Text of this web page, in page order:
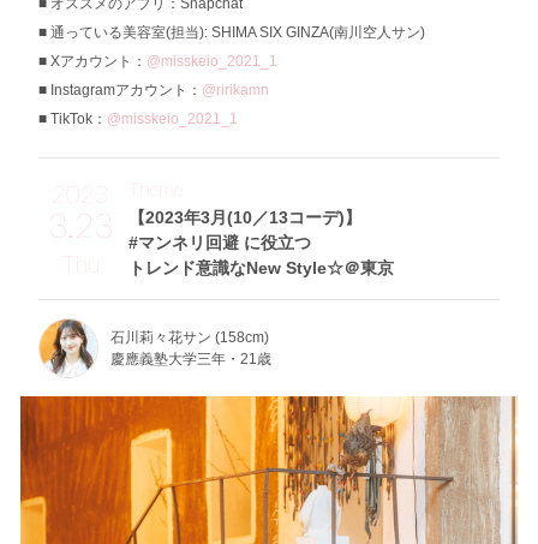
オススメのアプリ：Snapchat
通っている美容室(担当): SHIMA SIX GINZA(南川空人サン)
Xアカウント： @misskeio_2021_1
Instagramアカウント： @ririkamn
TikTok： @misskeio_2021_1
2023
3.23
Thu
【2023年3月(10／13コーデ)】
#マンネリ回避 に役立つ
トレンド意識なNew Style☆＠東京
Theme
石川莉々花サン (158cm)
慶應義塾大学三年・21歳